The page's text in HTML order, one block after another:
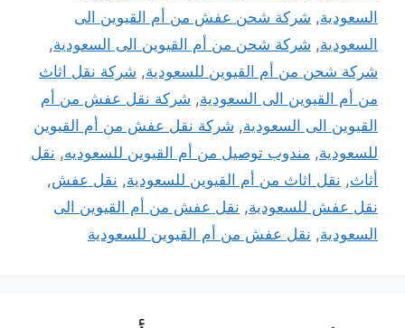
السعودية, شركة شحن عفش من أم القيوين الى
السعودية, شركة شحن من أم القيوين الى السعودية,
شركة شحن من أم القيوين للسعودية, شركة نقل اثاث
من أم القيوين الى السعودية, شركة نقل عفش من أم
القيوين الى السعودية, شركة نقل عفش من أم القيوين
للسعودية, مندوب توصيل من أم القيوين للسعوديه, نقل
أثاث, نقل اثاث من أم القيوين للسعودية, نقل عفش,
نقل عفش للسعودية, نقل عفش من أم القيوين الى
السعودية, نقل عفش من أم القيوين للسعودية